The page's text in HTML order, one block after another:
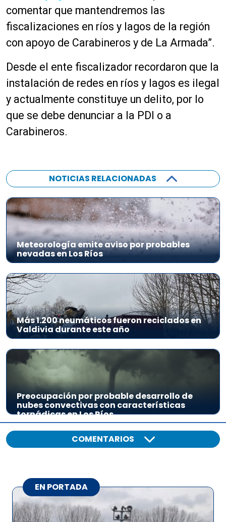
comentar que mantendremos las
fiscalizaciones en ríos y lagos de la región
con apoyo de Carabineros y de La Armada”.
Desde el ente fiscalizador recordaron que la
instalación de redes en ríos y lagos es ilegal
y actualmente constituye un delito, por lo
que se debe denunciar a la PDI o a
Carabineros.
NOTICIAS RELACIONADAS
Meteorología emite aviso por probables
nevadas en Los Ríos
Más 1.200 neumáticos fueron reciclados en
Valdivia durante este año
Preocupación por probable desarrollo de
nubes convectivas con características
tornádicas en Los Ríos
COMENTARIOS
EN PORTADA